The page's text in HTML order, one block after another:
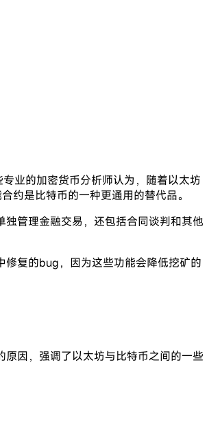
业的加密货币分析师认为，随着以太坊
约是比特币的一种更通用的替代品。
管理金融交易，还包括合同谈判和其他
复的bug，因为这些功能会降低挖矿的
因，强调了以太坊与比特币之间的一些